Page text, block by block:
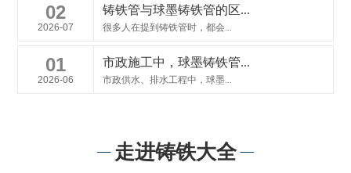
02
2026-07
铸铁管与球墨铸铁管的区...
很多人在提到铸铁管时，都会...
01
2026-06
市政施工中，球墨铸铁管...
市政供水、排水工程中，球墨...
走进铸铁大全